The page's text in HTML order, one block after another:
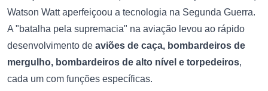
Watson Watt aperfeiçoou a tecnologia na Segunda Guerra.
A "batalha pela supremacia" na aviação levou ao rápido
desenvolvimento de aviões de caça, bombardeiros de
mergulho, bombardeiros de alto nível e torpedeiros,
cada um com funções específicas.